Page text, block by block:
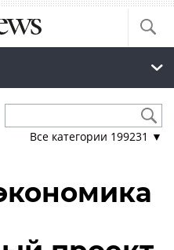
Все категории 199231 ▼